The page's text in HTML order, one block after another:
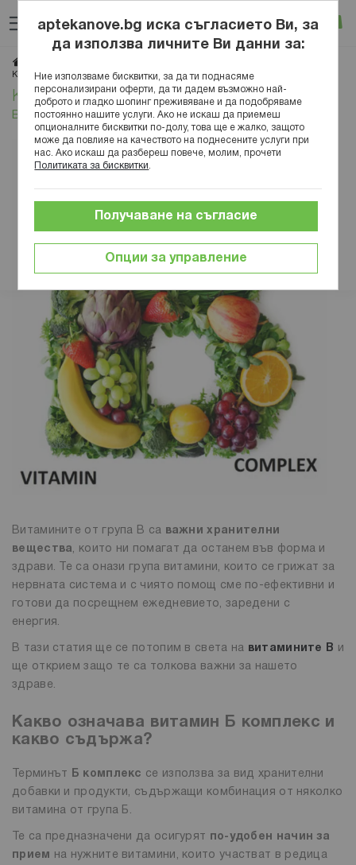
към
съдържанието
Вход
Кога и защо се препоръчва приемът на витамин Б комплекс?
Кога и защо се препоръчва приемът на
витамин Б комплекс?
Витамините от група B са важни хранителни
вещества, които ни помагат да останем във форма и
здрави. Те са онази група витамини, които се грижат за
нервната система и с чиято помощ сме по-ефективни и
готови да посрещнем ежедневието, заредени с
енергия.
В тази статия ще се потопим в света на витамините B и
ще открием защо те са толкова важни за нашето
здраве.
Какво означава витамин Б комплекс и
какво съдържа?
Терминът Б комплекс се използва за вид хранителни
добавки и продукти, съдържащи комбинация от няколко
витамина от група Б.
Те са предназначени да осигурят по-удобен начин за
прием на нужните витамини, които участват в редица
aptekanove.bg иска съгласието Ви, за
да използва личните Ви данни за:
Ние използваме бисквитки, за да ти поднасяме
персонализирани оферти, да ти дадем възможно най-
доброто и гладко шопинг преживяване и да подобряваме
постоянно нашите услуги. Ако не искаш да приемеш
опционалните бисквитки по-долу, това ще е жалко, защото
може да повлияе на качеството на поднесените услуги при
нас. Ако искаш да разбереш повече, молим, прочети
Политиката за бисквитки
Опции за управление
Получаване на съгласие